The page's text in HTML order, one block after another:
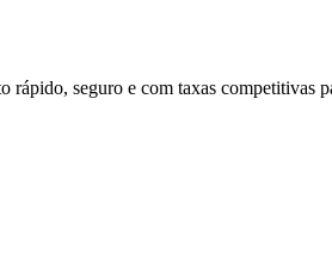
rápido, seguro e com taxas competitivas